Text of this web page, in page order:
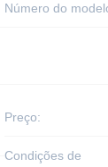
Número do
Preço:
Condições de